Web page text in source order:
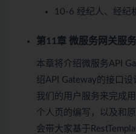
10-6 经纪人、经纪
第11章 微服务网关服
本章将介绍微服务API
绍API Gateway的接口设
我们的用户服务来完成
个人页的编写，以及和
会带大家基于